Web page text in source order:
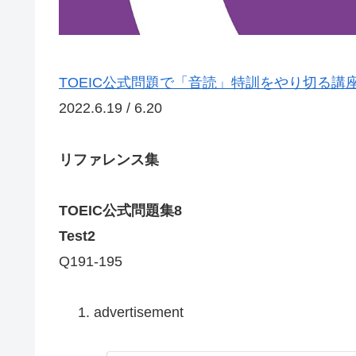
TOEIC公式問題で「音読」特訓をやり切る講
2022.6.19 / 6.20
リファレンス集
TOEIC公式問題集8
Test2
Q191-195
advertisement